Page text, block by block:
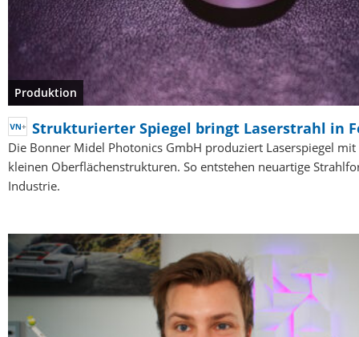
Produktion
Strukturierter Spiegel bringt Laserstrahl in
Die Bonner Midel Photonics GmbH produziert Laserspiegel
kleinen Oberflächenstrukturen. So entstehen neuartige
Industrie.